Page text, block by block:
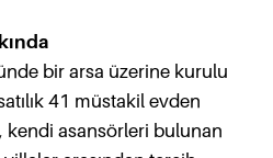
bir arsa üzerine kurulu
41 müstakil evden
kendi asansörleri bulunan